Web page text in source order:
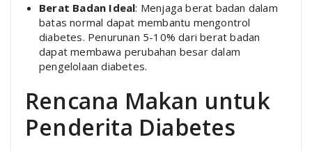
Berat Badan Ideal: Menjaga berat badan dalam
batas normal dapat membantu mengontrol
diabetes. Penurunan 5-10% dari berat badan
dapat membawa perubahan besar dalam
pengelolaan diabetes.
Rencana Makan untuk
Penderita Diabetes